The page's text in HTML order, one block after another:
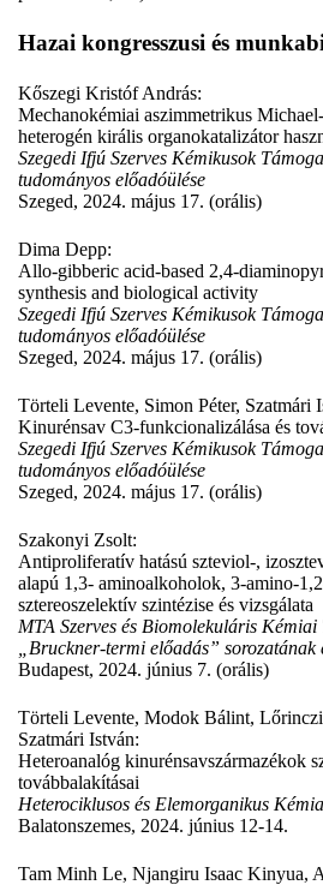
Hazai kongresszusi és
Kőszegi Kristóf András:
Mechanokémiai aszimmetrikus
heterogén királis organokatalizátor
Szegedi Ifjú Szerves Kémikusok
tudományos előadóülése
Szeged, 2024. május 17. (orális)
Dima Depp:
Allo-gibberic acid-based 2,4-
synthesis and biological activity
Szegedi Ifjú Szerves Kémikusok
tudományos előadóülése
Szeged, 2024. május 17. (orális)
Törteli Levente, Simon Péter, Szatmári
Kinurénsav C3-funkcionalizálása és
Szegedi Ifjú Szerves Kémikusok
tudományos előadóülése
Szeged, 2024. május 17. (orális)
Szakonyi Zsolt:
Antiproliferatív hatású szteviol-,
alapú 1,3- aminoalkoholok, 3-amino-
sztereoszelektív szintézise és vizsgálata
MTA Szerves és Biomolekuláris
„Bruckner-termi előadás” sorozatának
Budapest, 2024. június 7. (orális)
Törteli Levente, Modok Bálint,
Szatmári István:
Heteroanalóg kinurénsavszármazékok
továbbalakításai
Heterociklusos és Elemorganikus
Balatonszemes, 2024. június 12-14.
Tam Minh Le, Njangiru Isaac Kinyua,